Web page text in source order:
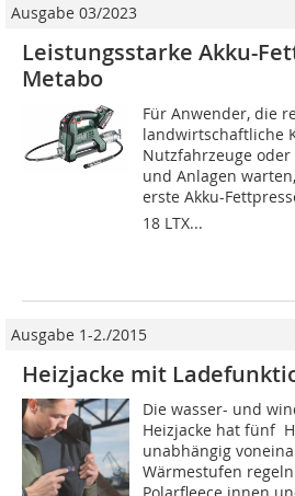
Ausgabe 03/2023
Leistungsstarke Akku-
Metabo
Für Anwender, die
landwirtschaftliche
Nutzfahrzeuge
und Anlagen
erste Akku-
18 LTX...
Ausgabe 1-2./2015
Heizjacke mit
Die wasser- und
Heizjacke hat fünf
unabhängig
Wärmestufen